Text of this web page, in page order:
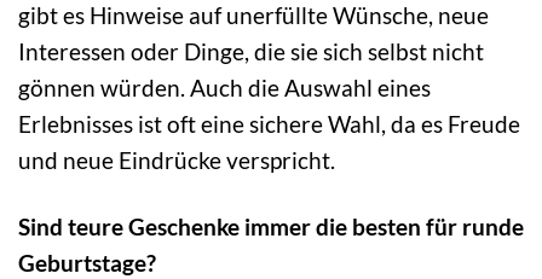
gibt es Hinweise auf unerfüllte Wünsche, neue
Interessen oder Dinge, die sie sich selbst nicht
gönnen würden. Auch die Auswahl eines
Erlebnisses ist oft eine sichere Wahl, da es Freude
und neue Eindrücke verspricht.
Sind teure Geschenke immer die besten für runde
Geburtstage?